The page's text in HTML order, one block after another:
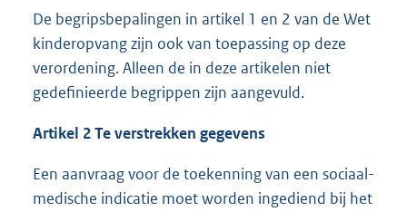
De begripsbepalingen in artikel 1 en 2 van de Wet
kinderopvang zijn ook van toepassing op deze
verordening. Alleen de in deze artikelen niet
gedefinieerde begrippen zijn aangevuld.
Artikel 2 Te verstrekken gegevens
Een aanvraag voor de toekenning van een sociaal-
medische indicatie moet worden ingediend bij het